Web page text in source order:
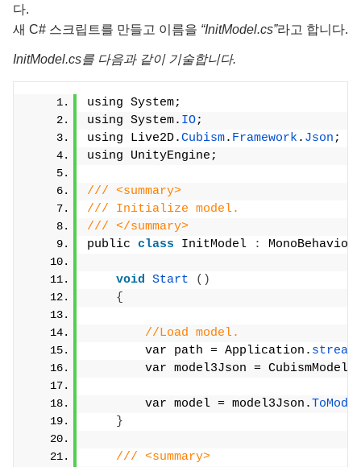
다.
새 C# 스크립트를 만들고 이름을 “InitModel.cs”라고 합니다.
InitModel.cs를 다음과 같이 기술합니다.
using System;
using System. IO;
using Live2D.Cubism. Framework . Json ;
using UnityEngine;
/// <summary>
/// Initialize model.
/// </summary>
public class InitModel :
void Start
()
{
//Load model.
        var path = Application.
var model3Json =
        var model = model3Json.
}
/// <summary>